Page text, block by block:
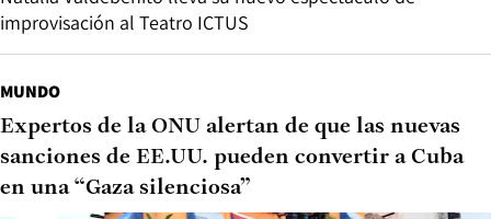
improvisación al Teatro ICTUS
MUNDO
Expertos de la ONU alertan de que las nuevas
sanciones de EE.UU. pueden convertir a Cuba
en una “Gaza silenciosa”